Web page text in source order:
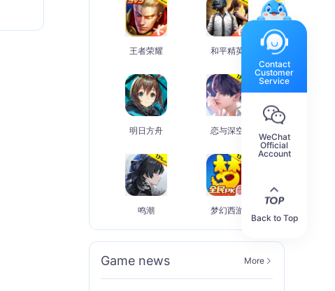
王者荣耀 和平精英
明日方舟 恋与深空
鸣潮 梦幻西游
Game news More
Contact
Customer
Service
WeChat
Official
Account
Back to Top